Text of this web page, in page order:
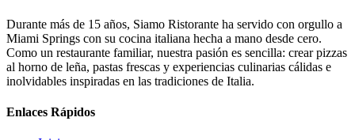
Durante más de 15 años, Siamo Ristorante ha servido con orgullo a
Miami Springs con su cocina italiana hecha a mano desde cero.
Como un restaurante familiar, nuestra pasión es sencilla: crear pizzas
al horno de leña, pastas frescas y experiencias culinarias cálidas e
inolvidables inspiradas en las tradiciones de Italia.
Enlaces Rápidos